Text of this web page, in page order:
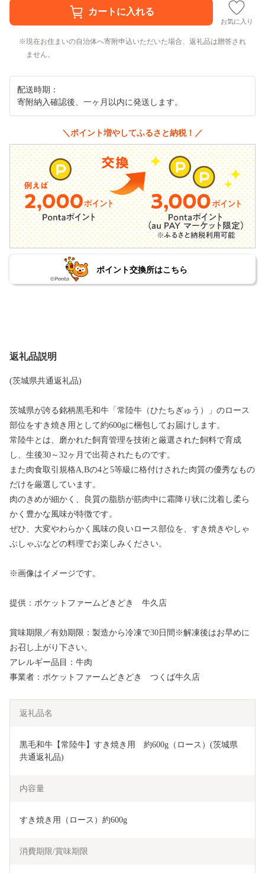
お気に入り
現在お住まいの自治体へ寄附申込いただいた場合、返礼品は贈答され
ません。
配送時期：
寄附納入確認後、一ヶ月以内に発送します。
＼ポイント増やしてふるさと納税！／
ポイント交換所はこちら
返礼品説明
(茨城県共通返礼品)
茨城県が誇る銘柄黒毛和牛「常陸牛（ひたちぎゅう）」のロース
部位をすき焼き用として約600gに梱包してお届けします。
常陸牛とは、磨かれた飼育管理を技術と厳選された飼料で育成
し、生後30～32ヶ月で出荷されたものです。
また肉食取引規格A,Bの4と5等級に格付けされた肉質の優秀なもの
だけを厳選しています。
肉のきめが細かく、良質の脂肪が筋肉中に霜降り状に沈着し柔ら
かく豊かな風味が特徴です。
ぜひ、大変やわらかく風味の良いロース部位を、すき焼きやしゃ
ぶしゃぶなどの料理でお楽しみください。
※画像はイメージです。
提供：ポケットファームどきどき 牛久店
賞味期限／有効期限：製造から冷凍で30日間※解凍後はお早めに
お召し上がり下さい。
アレルギー品目：牛肉
事業者：ポケットファームどきどき つくば牛久店
返礼品名
黒毛和牛【常陸牛】すき焼き用　約600g（ロース）(茨城県
共通返礼品)
内容量
すき焼き用（ロース）約600g
消費期限/賞味期限